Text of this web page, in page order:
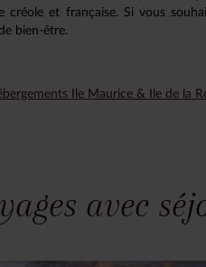
créole et française. Si vous
bien-être.
Ile Maurice & Ile de la
avec